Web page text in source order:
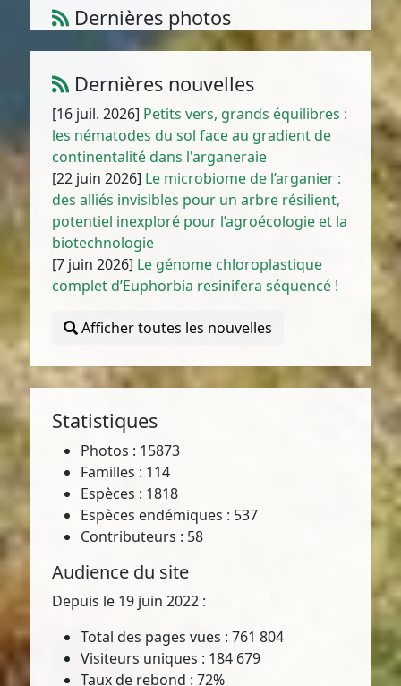
Dernières photos
Atriplex parvifolia Lowe
Dernières nouvelles
[16 juil. 2026] Petits vers, grands équilibres :
les nématodes du sol face au gradient de
continentalité dans l'arganeraie
[22 juin 2026] Le microbiome de l’arganier :
des alliés invisibles pour un arbre résilient,
potentiel inexploré pour l’agroécologie et la
biotechnologie
[7 juin 2026] Le génome chloroplastique
complet d’Euphorbia resinifera séquencé !
Afficher toutes les nouvelles
Statistiques
Photos : 15873
Familles : 114
Espèces : 1818
Espèces endémiques : 537
Contributeurs : 58
Audience du site
Depuis le 19 juin 2022 :
Total des pages vues : 761 804
Visiteurs uniques : 184 679
Taux de rebond : 72%